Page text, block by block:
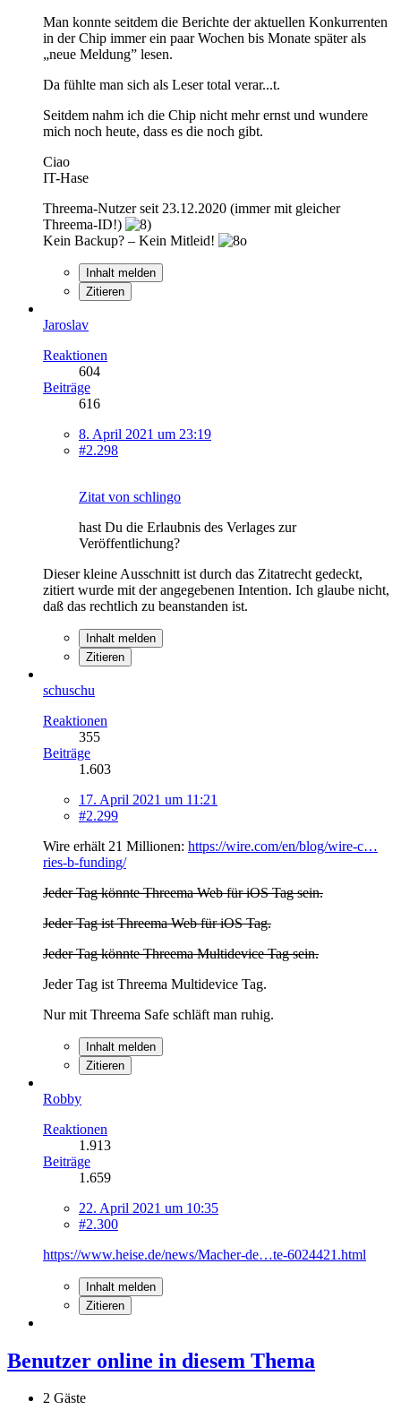
Man konnte seitdem die Berichte der aktuellen Konkurrenten
in der Chip immer ein paar Wochen bis Monate später als
„neue Meldung” lesen.
Da fühlte man sich als Leser total verar...t.
Seitdem nahm ich die Chip nicht mehr ernst und wundere
mich noch heute, dass es die noch gibt.
Ciao
IT-Hase
Threema-Nutzer seit 23.12.2020 (immer mit gleicher
Threema-ID!)
Kein Backup? – Kein Mitleid!
Inhalt melden
Zitieren
Jaroslav
Reaktionen
604
Beiträge
616
8. April 2021 um 23:19
#2.298
Zitat von schlingo
hast Du die Erlaubnis des Verlages zur
Veröffentlichung?
Dieser kleine Ausschnitt ist durch das Zitatrecht gedeckt,
zitiert wurde mit der angegebenen Intention. Ich glaube nicht,
daß das rechtlich zu beanstanden ist.
Inhalt melden
Zitieren
schuschu
Reaktionen
355
Beiträge
1.603
17. April 2021 um 11:21
#2.299
Wire erhält 21 Millionen: https://wire.com/en/blog/wire-c…
ries-b-funding/
Jeder Tag könnte Threema Web für iOS Tag sein.
Jeder Tag ist Threema Web für iOS Tag.
Jeder Tag könnte Threema Multidevice Tag sein.
Jeder Tag ist Threema Multidevice Tag.
Nur mit Threema Safe schläft man ruhig.
Inhalt melden
Zitieren
Robby
Reaktionen
1.913
Beiträge
1.659
22. April 2021 um 10:35
#2.300
https://www.heise.de/news/Macher-de…te-6024421.html
Inhalt melden
Zitieren
Benutzer online in diesem Thema
2 Gäste